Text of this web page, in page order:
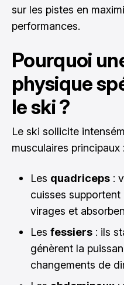
sur les pistes en
performances.
Pourquoi
physique
le ski ?
Le ski sollicite
musculaires principaux :
Les quadriceps :
cuisses
virages et
Les fessiers : ils
génèrent la
changements de